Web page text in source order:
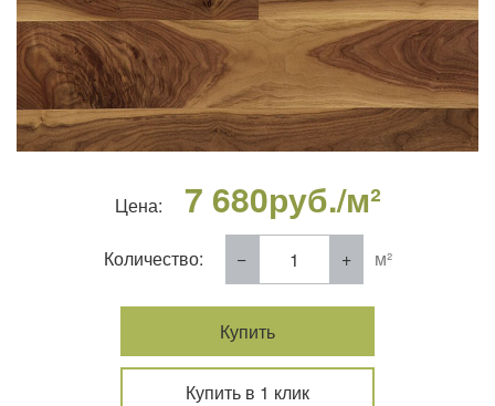
Цена: 7 680руб./м²
Количество: м²
Купить
Купить в 1 клик